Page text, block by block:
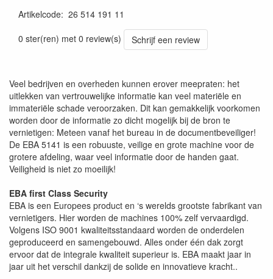
Artikelcode: 26 514 191 11
0 ster(ren) met 0 review(s)
Schrijf een review
Veel bedrijven en overheden kunnen erover meepraten: het
uitlekken van vertrouwelijke informatie kan veel materiële en
immateriële schade veroorzaken. Dit kan gemakkelijk voorkomen
worden door de informatie zo dicht mogelijk bij de bron te
vernietigen: Meteen vanaf het bureau in de documentbeveiliger!
De EBA 5141 is een robuuste, veilige en grote machine voor de
grotere afdeling, waar veel informatie door de handen gaat.
Veiligheid is niet zo moeilijk!
EBA first Class Security
EBA is een Europees product en ‘s werelds grootste fabrikant van
vernietigers. Hier worden de machines 100% zelf vervaardigd.
Volgens ISO 9001 kwaliteitsstandaard worden de onderdelen
geproduceerd en samengebouwd. Alles onder één dak zorgt
ervoor dat de integrale kwaliteit superieur is. EBA maakt jaar in
jaar uit het verschil dankzij de solide en innovatieve kracht..